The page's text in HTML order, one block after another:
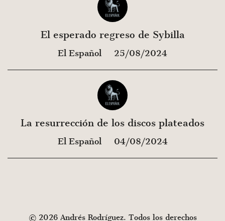
El esperado regreso de Sybilla
El Español 25/08/2024
La resurrección de los discos plateados
El Español 04/08/2024
© 2026 Andrés Rodríguez. Todos los derechos